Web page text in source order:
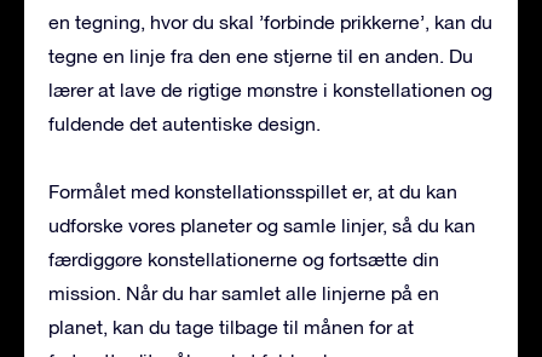
en tegning, hvor du skal ’forbinde prikkerne’, kan du
tegne en linje fra den ene stjerne til en anden. Du
lærer at lave de rigtige mønstre i konstellationen og
fuldende det autentiske design.
Formålet med konstellationsspillet er, at du kan
udforske vores planeter og samle linjer, så du kan
færdiggøre konstellationerne og fortsætte din
mission. Når du har samlet alle linjerne på en
planet, kan du tage tilbage til månen for at